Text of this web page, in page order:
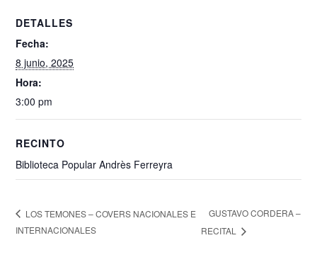
DETALLES
Fecha:
8 junio, 2025
Hora:
3:00 pm
RECINTO
Biblioteca Popular Andrès Ferreyra
LOS TEMONES – COVERS NACIONALES E
INTERNACIONALES
GUSTAVO CORDERA –
RECITAL